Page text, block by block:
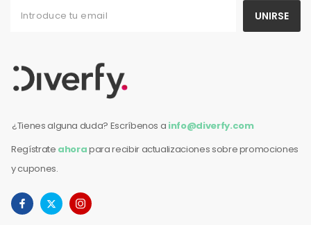
UNIRSE
¿Tienes alguna duda? Escríbenos a info@diverfy.com
Regístrate ahorapara recibir actualizaciones sobre promociones
y cupones.